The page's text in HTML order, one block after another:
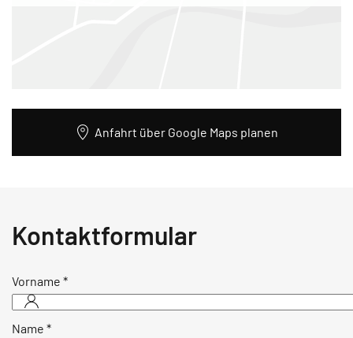
Anfahrt über Google Maps planen
Kontaktformular
Vorname *
Name *